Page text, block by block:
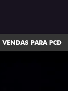
VENDAS PARA PCD